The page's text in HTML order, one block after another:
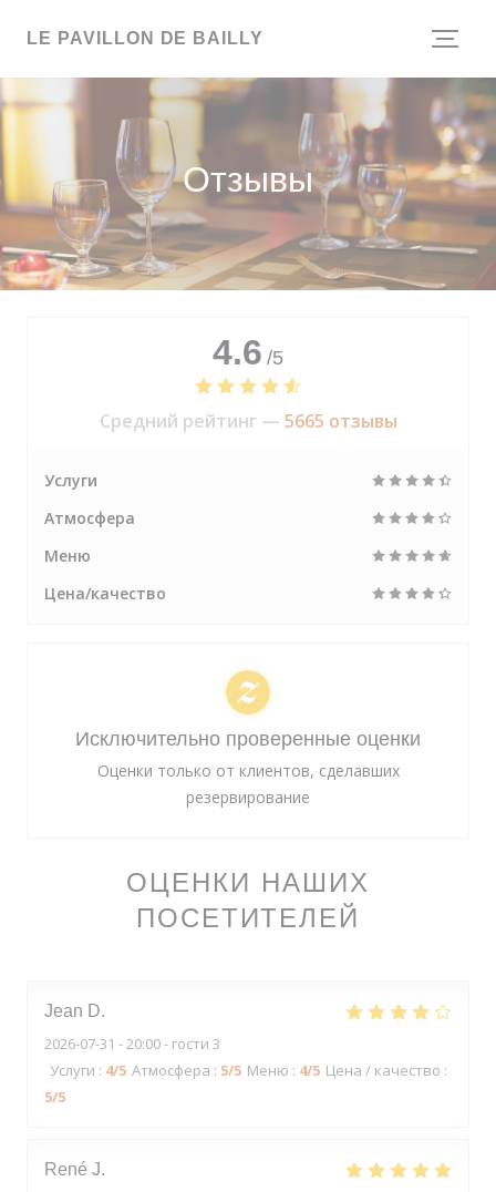
LE PAVILLON DE BAILLY
Отзывы
ОЦЕНКИ НАШИХ
ПОСЕТИТЕЛЕЙ
Jean D
2026-07-31 - 20:00 - гости 3
Услуги : 4/5 Атмосфера : 5/5 Меню : 4/5 Цена / качество :
5/5
René J
4.6 /5
Средний рейтинг — 5665 отзывы
Услуги
Атмосфера
Меню
Цена/качество
Исключительно проверенные оценки
Оценки только от клиентов, сделавших
резервирование